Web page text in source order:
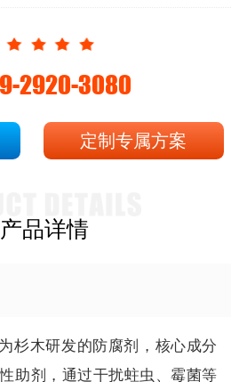
2920-3080
定制专属方案
产品详情
杉木研发的防腐剂，核心成分
助剂，通过干扰蛀虫、霉菌等